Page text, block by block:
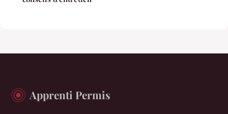
Apprenti Permis